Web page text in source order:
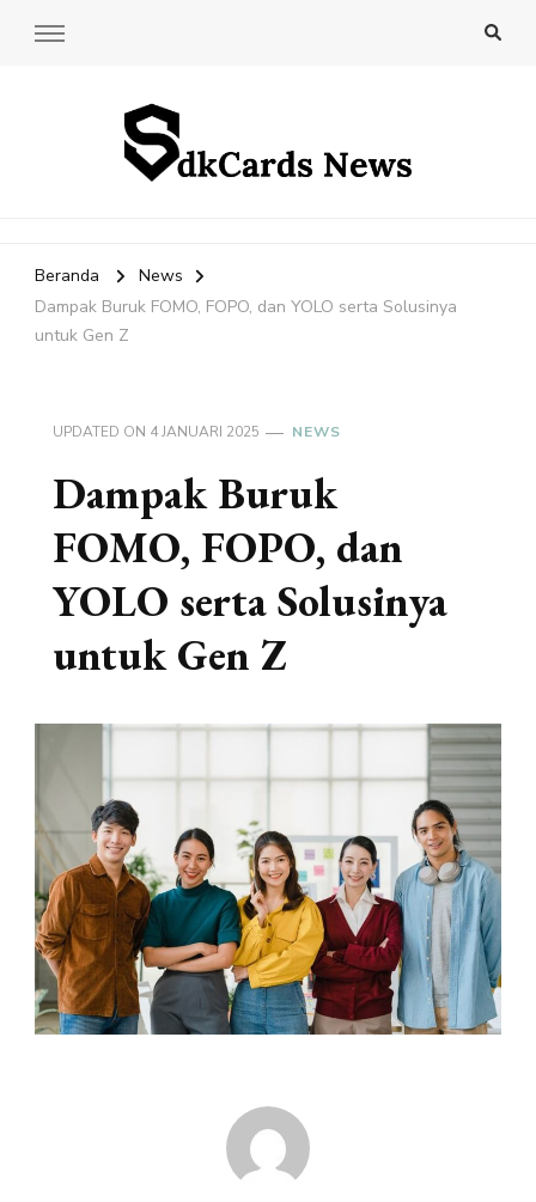
Beranda
News
Dampak Buruk FOMO, FOPO, dan YOLO serta Solusinya
untuk Gen Z
UPDATED ON 4 JANUARI 2025 NEWS
Dampak Buruk
FOMO, FOPO, dan
YOLO serta Solusinya
untuk Gen Z